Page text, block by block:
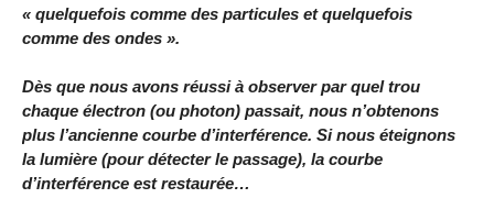
« quelquefois comme des particules et quelquefois
comme des ondes ».
Dès que nous avons réussi à observer par quel trou
chaque électron (ou photon) passait, nous n’obtenons
plus l’ancienne courbe d’interférence. Si nous éteignons
la lumière (pour détecter le passage), la courbe
d’interférence est restaurée…